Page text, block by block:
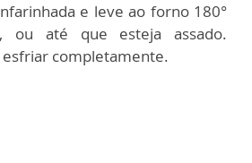
e leve ao forno 180°
ou até que esteja assado.
completamente.